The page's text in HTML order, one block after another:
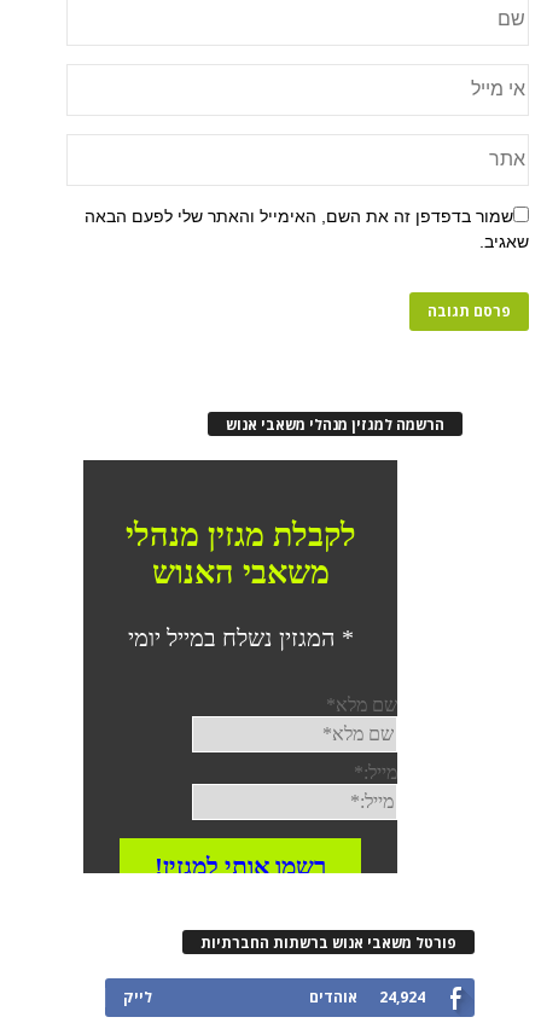
זה את השם, האימייל והאתר שלי לפעם הבאה
הרשמה למגזין מנהלי משאבי אנוש
משאבי אנוש ברשתות החברתיות
אוהדים